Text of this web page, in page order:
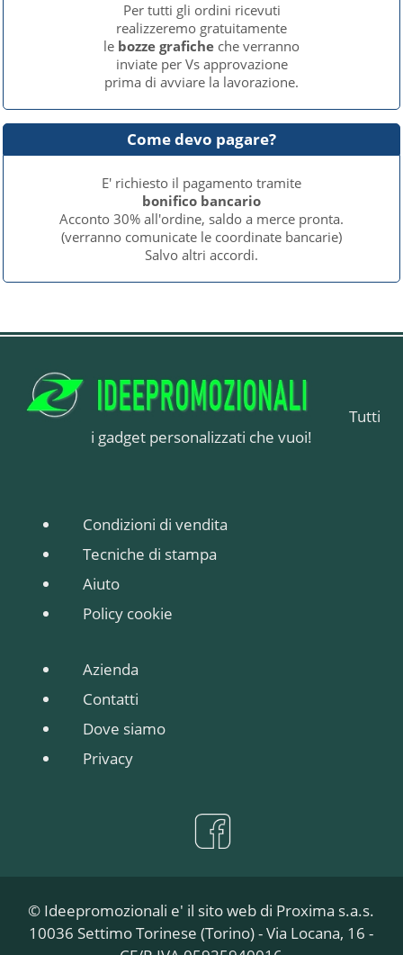
Per tutti gli ordini ricevuti
realizzeremo gratuitamente
le bozze grafiche che verranno
inviate per Vs approvazione
prima di avviare la lavorazione.
Come devo pagare?
E' richiesto il pagamento tramite
bonifico bancario
Acconto 30% all'ordine, saldo a merce pronta.
(verranno comunicate le coordinate bancarie)
Salvo altri accordi.
Tutti
i gadget personalizzati che vuoi!
Condizioni di vendita
Tecniche di stampa
Aiuto
Policy cookie
Azienda
Contatti
Dove siamo
Privacy
© Ideepromozionali e' il sito web di Proxima s.a.s.
10036 Settimo Torinese (Torino) - Via Locana, 16 -